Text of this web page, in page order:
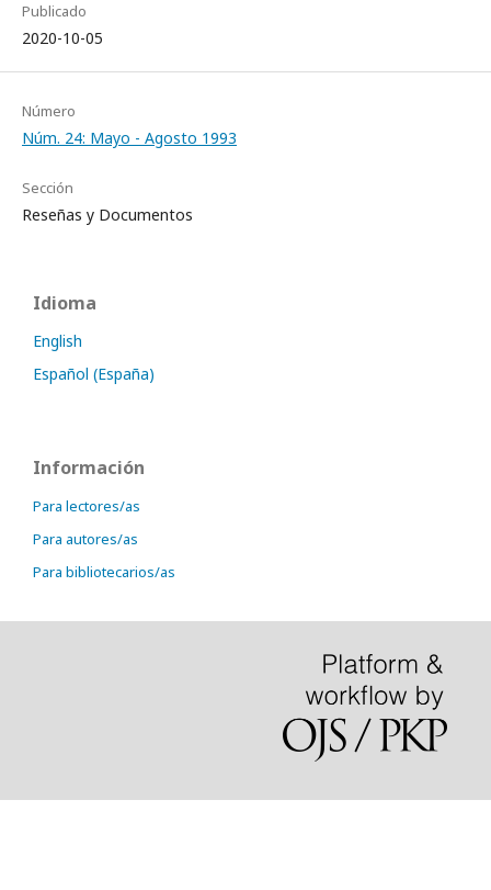
Publicado
2020-10-05
Número
Núm. 24: Mayo - Agosto 1993
Sección
Reseñas y Documentos
Idioma
English
Español (España)
Información
Para lectores/as
Para autores/as
Para bibliotecarios/as